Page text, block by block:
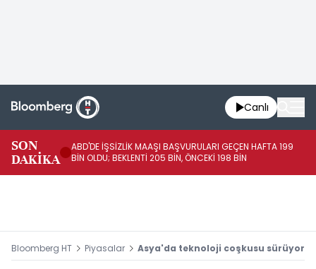
Canlı
SON
DAKİKA
ABD'DE İŞSİZLİK MAAŞI BAŞVURULARI GEÇEN HAFTA 199
BİN OLDU; BEKLENTİ 205 BİN, ÖNCEKİ 198 BİN
Bloomberg HT Piyasalar Asya'da teknoloji coşkusu sürüyor